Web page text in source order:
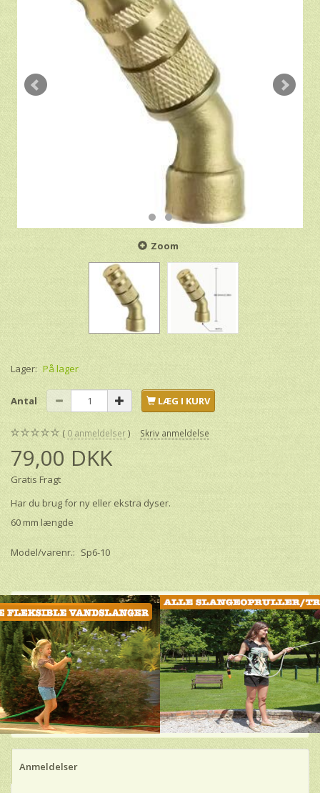
Zoom
Lager: På lager
Antal LÆG I KURV
0 anmeldelser Skriv anmeldelse
79,00 DKK
Gratis Fragt
Har du brug for ny eller ekstra dyser.
60 mm længde
Model/varenr.: Sp6-10
Anmeldelser